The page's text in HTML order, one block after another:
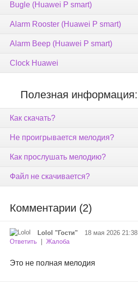
Bugle (Huawei P smart)
Alarm Rooster (Huawei P smart)
Alarm Beep (Huawei P smart)
Clock Huawei
Полезная информация:
Как скачать?
Не проигрывается мелодия?
Как прослушать мелодию?
Файл не скачивается?
Комментарии (2)
Lolol "Гости" 18 мая 2026 21:38
Ответить
Жалоба
Это не полная мелодия